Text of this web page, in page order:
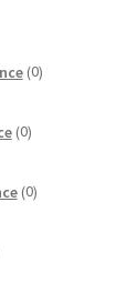
0izdelkov
0izdelkov
0izdelkov